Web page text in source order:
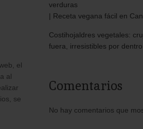
el
al
se
verduras
| Receta vegana fácil en
Costihojaldres vegetales:
fuera, irresistibles por dentro
Comentarios
No hay comentarios que